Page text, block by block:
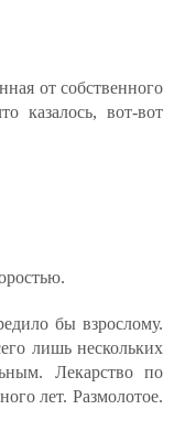
от собственного
казалось, вот-вот
бы взрослому.
лишь нескольких
Лекарство по
лет. Размолотое.